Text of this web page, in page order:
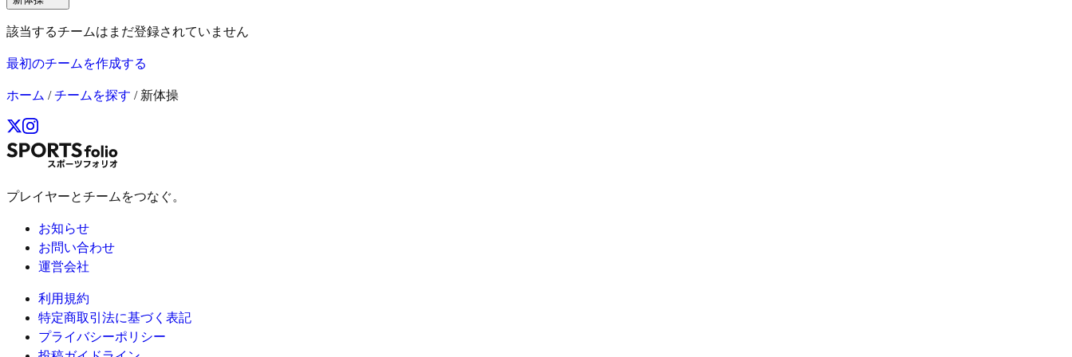
該当するチームはまだ登録されていません
最初のチームを作成する
ホーム /チームを探す / 新体操
プレイヤーとチームをつなぐ。
お知らせ
お問い合わせ
運営会社
利用規約
特定商取引法に基づく表記
プライバシーポリシー